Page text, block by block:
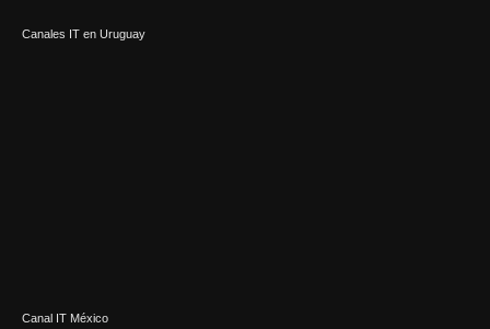
Canales IT en Uruguay
Canal IT México